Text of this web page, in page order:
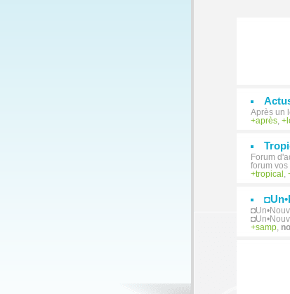
Après un
après
Forum
forum vos
tropical
samp